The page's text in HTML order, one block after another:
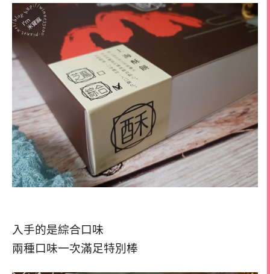
入手的是綜合口味
兩種口味一次滿足特別棒